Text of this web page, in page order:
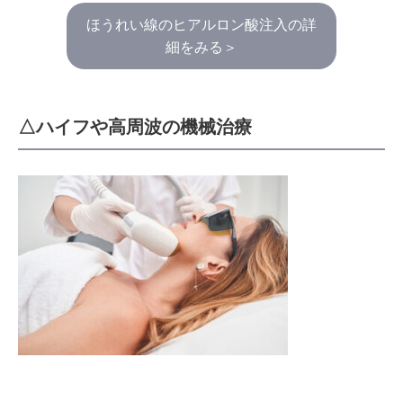
ほうれい線のヒアルロン酸注入の詳
細をみる＞
△ハイフや高周波の機械治療